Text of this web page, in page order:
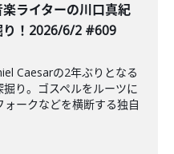
ライターの川口真紀
り！2026/6/2 #609
Caesarの2年ぶりとなる
り。ゴスペルをルーツに
ークなどを横断する独自